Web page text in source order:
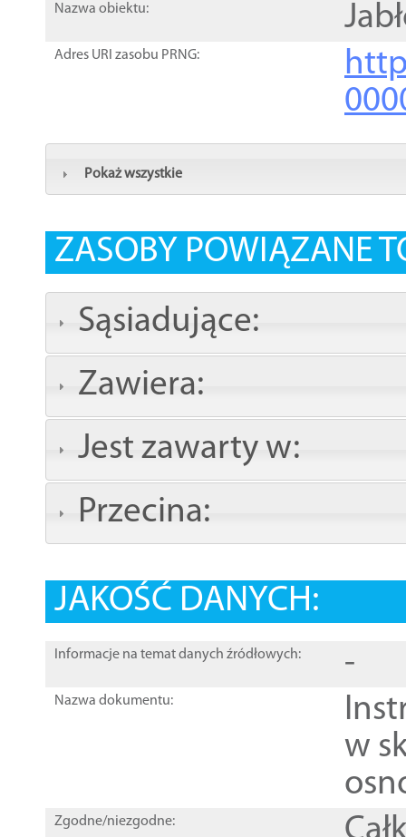
Nazwa obiektu:
Adres URI zasobu PRNG:
Pokaż wszystkie
ZASOBY POWIĄZANE
Sąsiadujące:
Zawiera:
Jest zawarty w:
Przecina:
JAKOŚĆ DANYCH:
Informacje na temat danych źródłowych: -
Nazwa dokumentu:
w
Zgodne/niezgodne: